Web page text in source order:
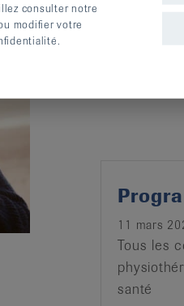
11 mars
Tous les
santé
consulter notre
modifier votre